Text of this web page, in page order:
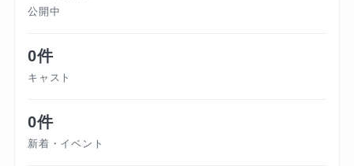
公開中
0件
キャスト
0件
新着・イベント